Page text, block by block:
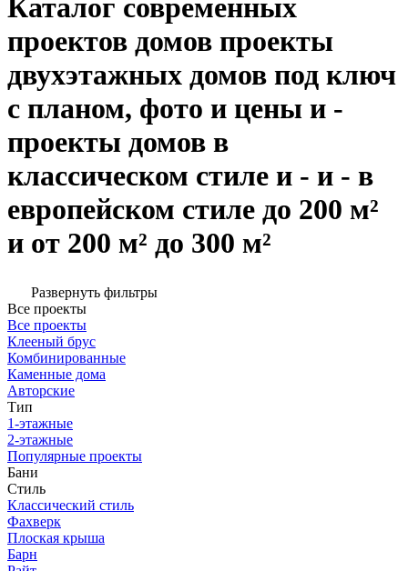
Каталог современных
проектов домов проекты
двухэтажных домов под ключ
с планом, фото и цены и -
проекты домов в
классическом стиле и - и - в
европейском стиле до 200 м²
и от 200 м² до 300 м²
Развернуть фильтры
Все проекты
Все проекты
Клееный брус
Комбинированные
Каменные дома
Авторские
Тип
1-этажные
2-этажные
Популярные проекты
Бани
Стиль
Классический стиль
Фахверк
Плоская крыша
Барн